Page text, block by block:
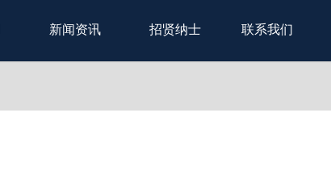
新闻资讯 招贤纳士 联系我们